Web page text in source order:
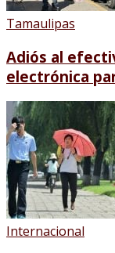
Tamaulipas
Adiós al
electrónica
Internacional